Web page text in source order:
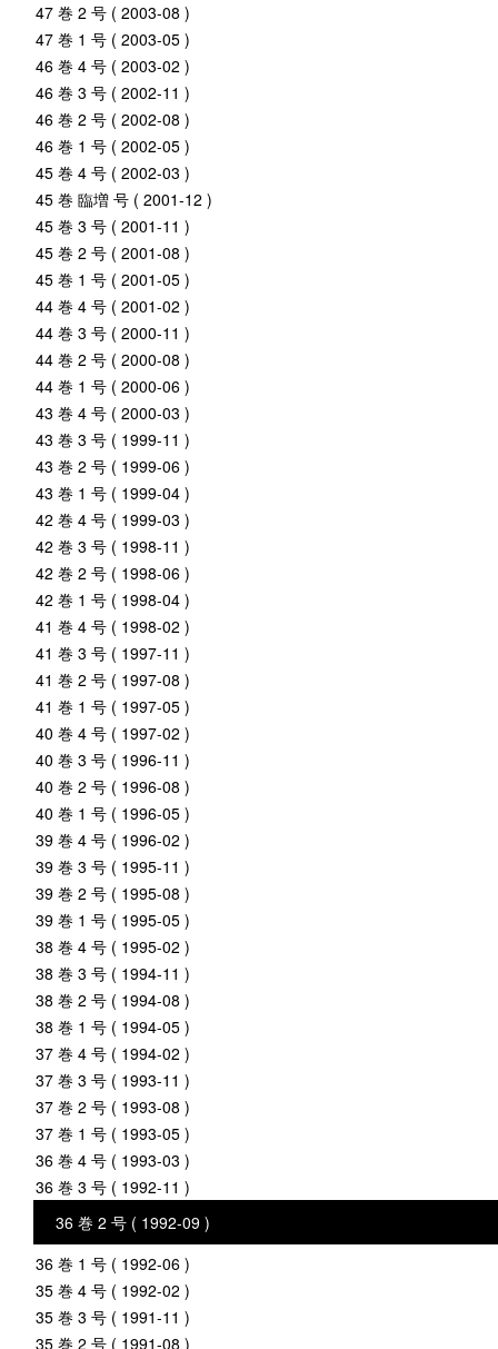
47 巻 2 号 ( 2003-08 )
47 巻 1 号 ( 2003-05 )
46 巻 4 号 ( 2003-02 )
46 巻 3 号 ( 2002-11 )
46 巻 2 号 ( 2002-08 )
46 巻 1 号 ( 2002-05 )
45 巻 4 号 ( 2002-03 )
45 巻 臨増 号 ( 2001-12 )
45 巻 3 号 ( 2001-11 )
45 巻 2 号 ( 2001-08 )
45 巻 1 号 ( 2001-05 )
44 巻 4 号 ( 2001-02 )
44 巻 3 号 ( 2000-11 )
44 巻 2 号 ( 2000-08 )
44 巻 1 号 ( 2000-06 )
43 巻 4 号 ( 2000-03 )
43 巻 3 号 ( 1999-11 )
43 巻 2 号 ( 1999-06 )
43 巻 1 号 ( 1999-04 )
42 巻 4 号 ( 1999-03 )
42 巻 3 号 ( 1998-11 )
42 巻 2 号 ( 1998-06 )
42 巻 1 号 ( 1998-04 )
41 巻 4 号 ( 1998-02 )
41 巻 3 号 ( 1997-11 )
41 巻 2 号 ( 1997-08 )
41 巻 1 号 ( 1997-05 )
40 巻 4 号 ( 1997-02 )
40 巻 3 号 ( 1996-11 )
40 巻 2 号 ( 1996-08 )
40 巻 1 号 ( 1996-05 )
39 巻 4 号 ( 1996-02 )
39 巻 3 号 ( 1995-11 )
39 巻 2 号 ( 1995-08 )
39 巻 1 号 ( 1995-05 )
38 巻 4 号 ( 1995-02 )
38 巻 3 号 ( 1994-11 )
38 巻 2 号 ( 1994-08 )
38 巻 1 号 ( 1994-05 )
37 巻 4 号 ( 1994-02 )
37 巻 3 号 ( 1993-11 )
37 巻 2 号 ( 1993-08 )
37 巻 1 号 ( 1993-05 )
36 巻 4 号 ( 1993-03 )
36 巻 3 号 ( 1992-11 )
36 巻 2 号 ( 1992-09 )
36 巻 1 号 ( 1992-06 )
35 巻 4 号 ( 1992-02 )
35 巻 3 号 ( 1991-11 )
35 巻 2 号 ( 1991-08 )